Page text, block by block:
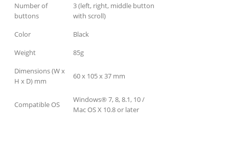
Number of
buttons
3 (left, right, middle button
with scroll)
Color
Black
Weight
85g
Dimensions (W x
H x D) mm
60 x 105 x 37 mm
Compatible OS
Windows® 7, 8, 8.1, 10 /
Mac OS X 10.8 or later